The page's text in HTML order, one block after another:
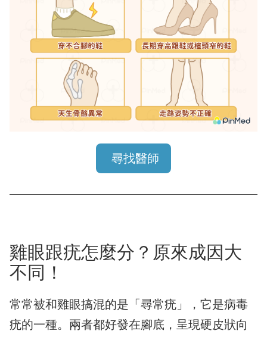
尋找醫師
雞眼跟疣怎麼分？原來成因大
不同！
常常被和雞眼搞混的是「尋常疣」，它是病毒
疣的一種。兩者都好發在腳底，呈現硬皮狀向